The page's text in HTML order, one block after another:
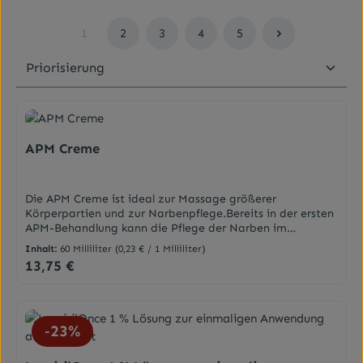
Seite
1
Seite
2
Seite
3
Seite
4
Seite
5
APM Creme
Die APM Creme ist ideal zur Massage größerer
Körperpartien und zur Narbenpflege.Bereits in der ersten
APM-Behandlung kann die Pflege der Narben im
Meridianverlauf, die vorher gezielt mit dem APM-
Stäbchen therapiert wurden, erfolgen. Die APM-Creme ist
von der Zusammensetzung her eine Salbengrundlage und
empfiehlt es sich, die Haut vorher mit Wasser
anzufeuchten. Die Creme verteilt sich dann noch besser
und ist sparsam im Gebrauch.Die Creme schmiert und
fettet nicht, ist sauber und angenehm in der Anwendung.
Inhalt:60 Milliliter (0,23 € / 1 Milliliter)
Regulärer Preis:
13,75 €
23%